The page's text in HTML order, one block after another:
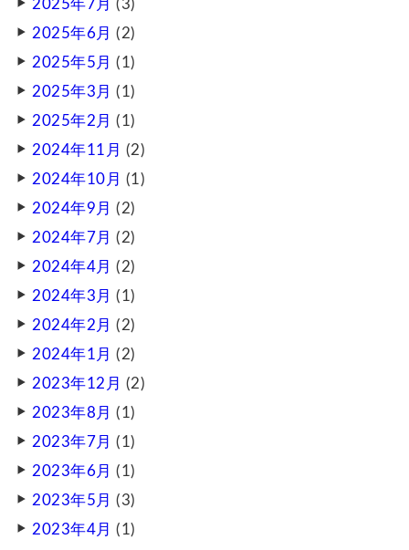
2025年7月 (3)
2025年6月 (2)
2025年5月 (1)
2025年3月 (1)
2025年2月 (1)
2024年11月 (2)
2024年10月 (1)
2024年9月 (2)
2024年7月 (2)
2024年4月 (2)
2024年3月 (1)
2024年2月 (2)
2024年1月 (2)
2023年12月 (2)
2023年8月 (1)
2023年7月 (1)
2023年6月 (1)
2023年5月 (3)
2023年4月 (1)